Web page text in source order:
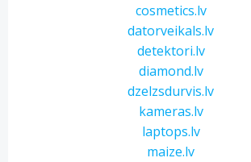
cosmetics.lv
datorveikals.lv
detektori.lv
diamond.lv
dzelzsdurvis.lv
kameras.lv
laptops.lv
maize.lv